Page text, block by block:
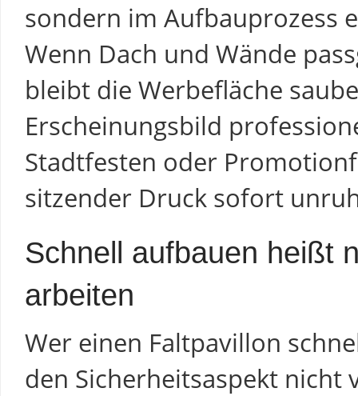
sondern im Aufbauprozess
Wenn Dach und Wände
bleibt die Werbefläche
Erscheinungsbild
Stadtfesten oder
sitzender Druck sofort
Schnell aufbauen heißt
arbeiten
Wer einen Faltpavillon
den Sicherheitsaspekt nicht